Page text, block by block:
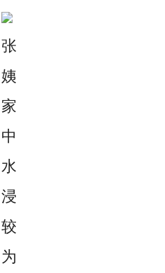
张
姨
家
中
水
浸
较
为